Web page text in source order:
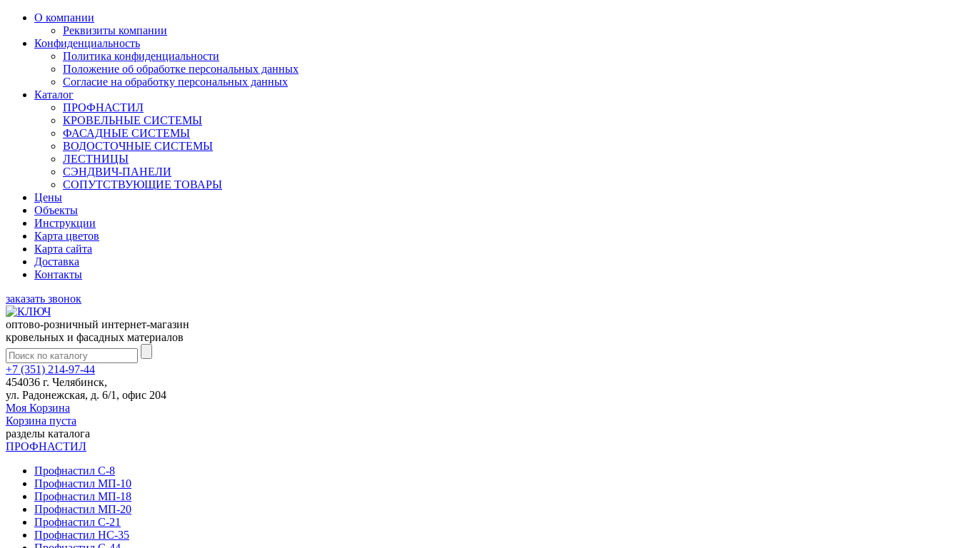
О компании
Реквизиты компании
Конфиденциальность
Политика конфиденциальности
Положение об обработке персональных данных
Согласие на обработку персональных данных
Каталог
ПРОФНАСТИЛ
КРОВЕЛЬНЫЕ СИСТЕМЫ
ФАСАДНЫЕ СИСТЕМЫ
ВОДОСТОЧНЫЕ СИСТЕМЫ
ЛЕСТНИЦЫ
СЭНДВИЧ-ПАНЕЛИ
СОПУТСТВУЮЩИЕ ТОВАРЫ
Цены
Объекты
Инструкции
Карта цветов
Карта сайта
Доставка
Контакты
заказать звонок
оптово-розничный интернет-магазин
кровельных и фасадных материалов
+7 (351) 214-97-44
454036 г. Челябинск,
ул. Радонежская, д. 6/1, офис 204
Моя Корзина
Корзина пуста
разделы каталога
ПРОФНАСТИЛ
Профнастил С-8
Профнастил МП-10
Профнастил МП-18
Профнастил МП-20
Профнастил С-21
Профнастил НС-35